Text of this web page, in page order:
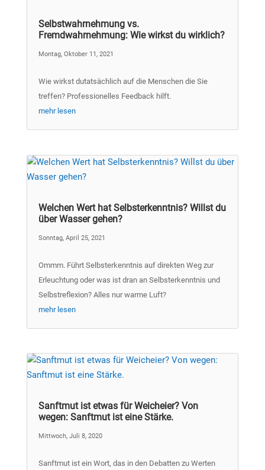
Selbstwahrnehmung vs.
Fremdwahrnehmung: Wie wirkst du wirklich?
Montag, Oktober 11, 2021
Wie wirkst dutatsächlich auf die Menschen die Sie
treffen? Professionelles Feedback hilft.
mehr lesen
Welchen Wert hat Selbsterkenntnis? Willst du
über Wasser gehen?
Sonntag, April 25, 2021
Ommm. Führt Selbsterkenntnis auf direkten Weg zur
Erleuchtung oder was ist dran an Selbsterkenntnis und
Selbstreflexion? Alles nur warme Luft?
mehr lesen
Sanftmut ist etwas für Weicheier? Von
wegen: Sanftmut ist eine Stärke.
Mittwoch, Juli 8, 2020
Sanftmut ist ein Wort, das in den Debatten zu Werten